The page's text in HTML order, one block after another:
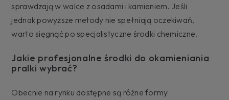
sprawdzają w walce z osadami i kamieniem. Jeśli
jednak powyższe metody nie spełniają oczekiwań,
warto sięgnąć po specjalistyczne środki chemiczne.
Jakie profesjonalne środki do okamieniania
pralki wybrać?
Obecnie na rynku dostępne są różne formy